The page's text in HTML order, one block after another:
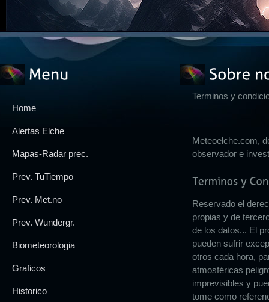
Terminos y
Meteoelche.com,
observador e
Reservado el
propias y de
de los datos... El
pueden sufrir
otros cada hora,
atmosféricas
imprevisibles y
tome como
Home
Alertas Elche
Mapas-Radar prec.
Prev. TuTiempo
Prev. Met.no
Prev. Wundergr.
Biometeorologia
Graficos
Historico